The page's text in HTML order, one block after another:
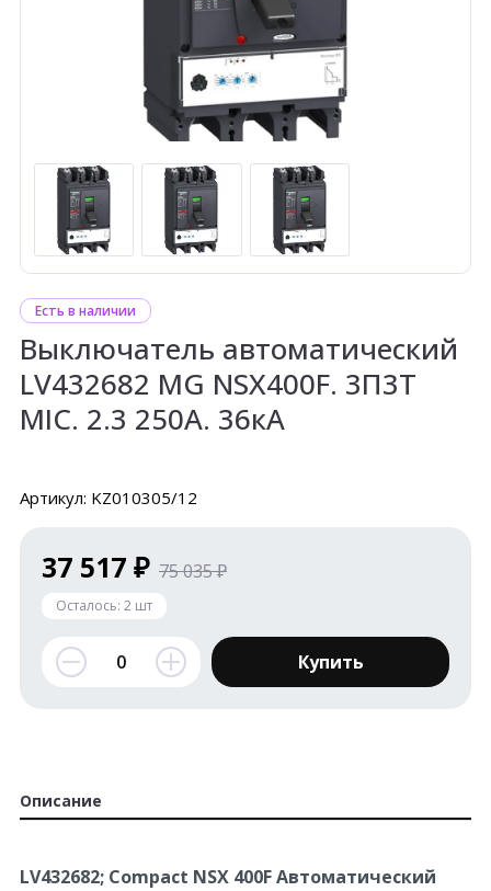
Есть в наличии
Выключатель автоматический
LV432682 MG NSX400F. 3П3Т
MIC. 2.3 250A. 36кА
Артикул: KZ010305/12
37 517 ₽ 75 035 ₽
Осталось: 2 шт
Купить
Описание
LV432682; Compact NSX 400F Автоматический